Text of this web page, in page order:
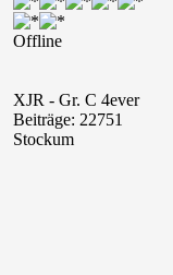
Offline
XJR - Gr. C 4ever
Beiträge: 22751
Stockum